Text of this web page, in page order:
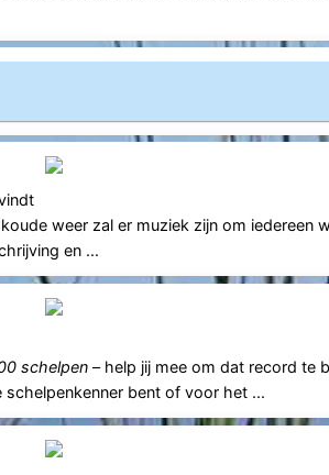
weer zal er muziek zijn om iedereen
en ...
schelpen– help jij mee om dat record te
bent of voor het ...